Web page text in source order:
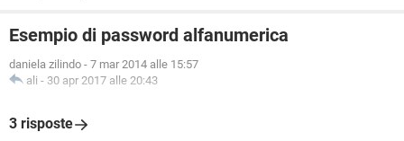
Esempio di password alfanumerica
daniela zilindo - 7 mar 2014 alle 15:57
ali - 30 apr 2017 alle 20:43
3 risposte